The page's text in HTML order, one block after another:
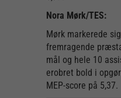
Nora Mørk/TES:
Mørk markerede
fremragende
mål og hele 10
erobret bold i
MEP-score på 5,37.